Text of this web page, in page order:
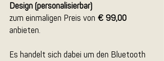
Design (personalisierbar)
zum einmaligen Preis von € 99,00
anbieten.
Es handelt sich dabei um den Bluetooth